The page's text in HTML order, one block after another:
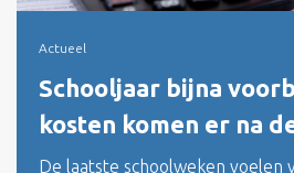
Actueel
Schooljaar bijna
kosten komen er na
De laatste schoolweken voelen